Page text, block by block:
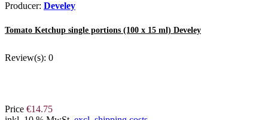
Producer: Develey
Tomato Ketchup single portions (100 x 15 ml) Develey
Review(s): 0
Price €14.75